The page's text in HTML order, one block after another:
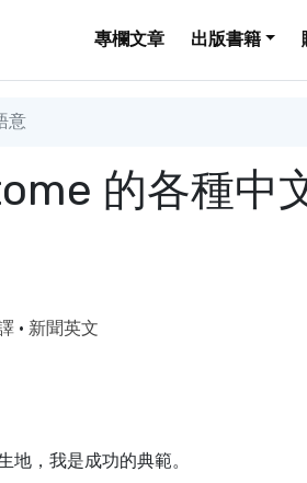
專欄文章 出版書籍
意
的各種中
· 新聞英文
，我是成功的典範。